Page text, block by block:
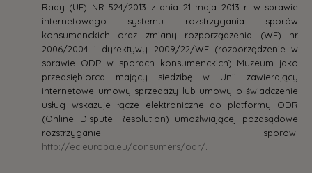
Rady (UE) NR 524/2013 z dnia 21 maja 2013 r. w sprawie
internetowego systemu rozstrzygania sporów
konsumenckich oraz zmiany rozporządzenia (WE) nr
2006/2004 i dyrektywy 2009/22/WE (rozporządzenie w
sprawie ODR w sporach konsumenckich) Muzeum jako
przedsiębiorca mający siedzibę w Unii zawierający
internetowe umowy sprzedaży lub umowy o świadczenie
usług wskazuje łącze elektroniczne do platformy ODR
(Online Dispute Resolution) umożlwiającej pozasądowe
rozstrzyganie sporów:
http://ec.europa.eu/consumers/odr/.